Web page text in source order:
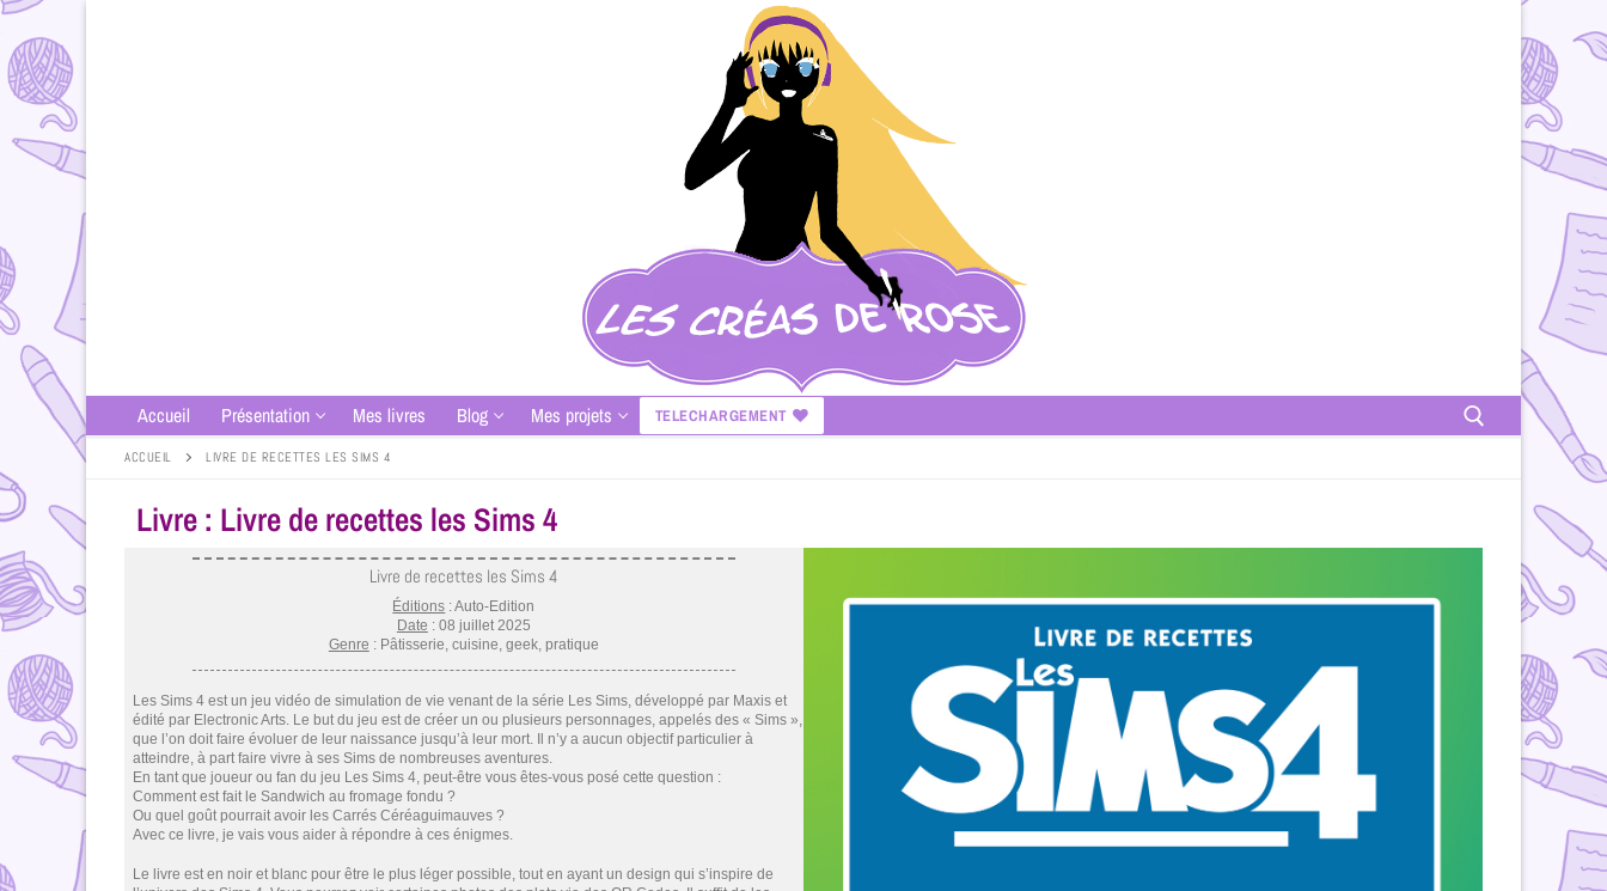
Accueil Présentation Mes livres Blog Mes projets TELECHARGEMENT
ACCUEIL LIVRE DE RECETTES LES SIMS 4
Livre : Livre de recettes les Sims 4
Livre de recettes les Sims 4
Éditions : Auto-Edition
Date : 08 juillet 2025
Genre : Pâtisserie, cuisine, geek, pratique
Les Sims 4 est un jeu vidéo de simulation de vie venant de la série Les Sims, développé par Maxis et
édité par Electronic Arts. Le but du jeu est de créer un ou plusieurs personnages, appelés des « Sims »,
que l’on doit faire évoluer de leur naissance jusqu’à leur mort. Il n’y a aucun objectif particulier à
atteindre, à part faire vivre à ses Sims de nombreuses aventures.
En tant que joueur ou fan du jeu Les Sims 4, peut-être vous êtes-vous posé cette question :
Comment est fait le Sandwich au fromage fondu ?
Ou quel goût pourrait avoir les Carrés Céréaguimauves ?
Avec ce livre, je vais vous aider à répondre à ces énigmes.
Le livre est en noir et blanc pour être le plus léger possible, tout en ayant un design qui s’inspire de